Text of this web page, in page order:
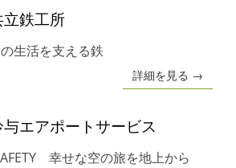
鉄工所
生活を支える鉄
詳細を見る →
エアポートサービス
幸せな空の旅を地上から